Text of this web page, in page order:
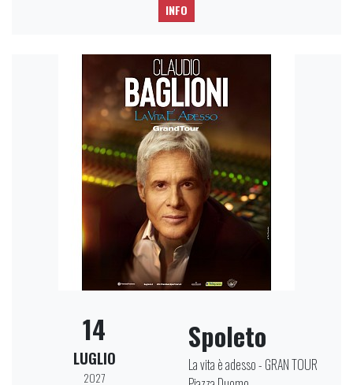
INFO
14
LUGLIO
2027
Spoleto
La vita è adesso - GRAN TOUR